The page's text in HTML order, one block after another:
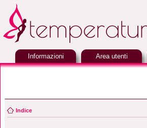
Informazioni Area utenti
Indice